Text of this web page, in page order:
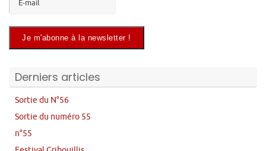
Derniers articles
Sortie du N°56
Sortie du numéro 55
n°55